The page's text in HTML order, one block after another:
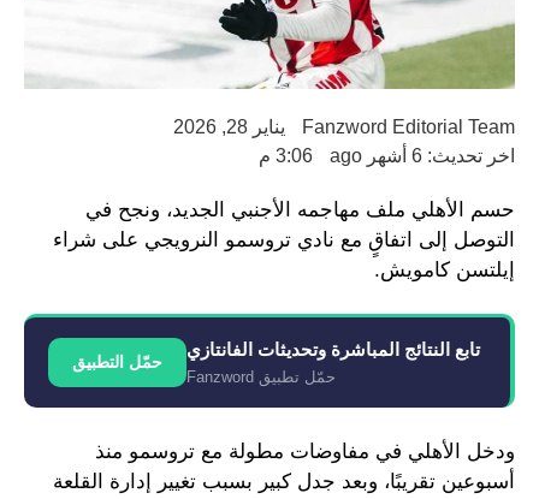
Fanzword Editorial Team
يناير 28, 2026
اخر تحديث: 6 أشهر ago
3:06 م
حسم الأهلي ملف مهاجمه الأجنبي الجديد، ونجح في
التوصل إلى اتفاقٍ مع نادي تروسمو النرويجي على شراء
إيلتسن كامويش.
تابع النتائج المباشرة وتحديثات الفانتازي
حمّل تطبيق Fanzword
حمّل التطبيق
ودخل الأهلي في مفاوضات مطولة مع تروسمو منذ
أسبوعين تقريبًا، وبعد جدل كبير بسبب تغيير إدارة القلعة